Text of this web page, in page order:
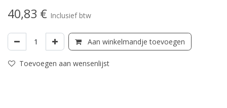
40,83 € Inclusief btw
Aan winkelmandje toevoegen
Toevoegen aan wensenlijst